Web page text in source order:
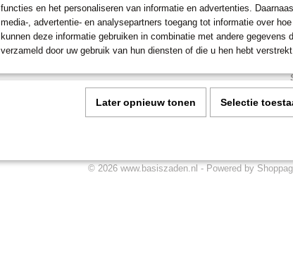
Kruiden
Groente
Bloemen
Schrijf
op
© 2026 www.basiszaden.nl - Powered by
functies en het personaliseren van informatie en advertenties.
media-, advertentie- en analysepartners toegang tot informatie over
kunnen deze informatie gebruiken in combinatie met andere gegevens
verzameld door uw gebruik van hun diensten of die u hen hebt
Later opnieuw tonen Selectie